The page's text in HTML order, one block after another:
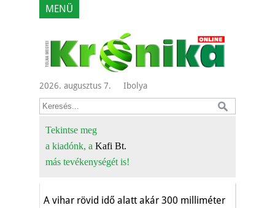
MENÜ
2026. augusztus 7. Ibolya
Tekintse meg
a kiadónk, a Kafi Bt.
más tevékenységét is!
Kötelező kitelepítés
Floridában –
hurrikánra várva
A vihar rövid idő alatt akár 300 milliméter